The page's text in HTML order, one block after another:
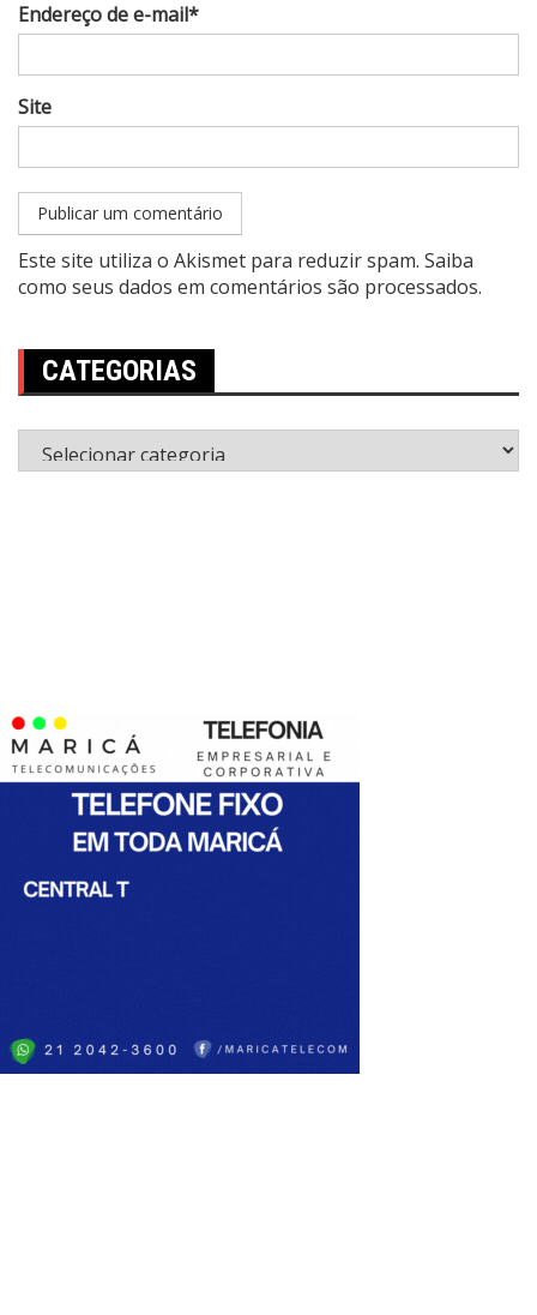
Endereço de e-mail*
Site
Este site utiliza o Akismet para reduzir spam. Saiba
como seus dados em comentários são processados.
CATEGORIAS
Categorias